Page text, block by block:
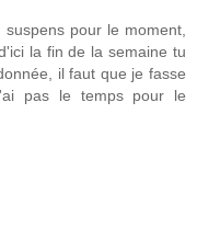
pour le moment,
la fin de la semaine tu
il faut que je fasse
pas le temps pour le